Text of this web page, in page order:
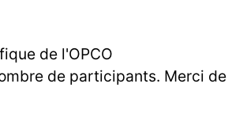
de l'OPCO
de participants. Merci de